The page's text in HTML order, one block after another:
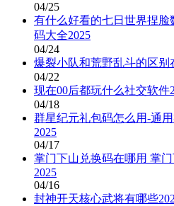
04/25
有什么好看的七日世界捏
码大全2025
04/24
爆裂小队和荒野乱斗的区别
04/22
现在00后都玩什么社交软件
04/18
群星纪元礼包码怎么用-通
2025
04/17
掌门下山兑换码在哪用 掌
2025
04/16
封神开天核心武将有哪些